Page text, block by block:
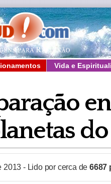
Vida e
2013 - Lido por cerca de6687